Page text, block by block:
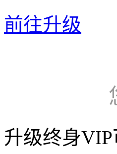
前往升级
升级终身